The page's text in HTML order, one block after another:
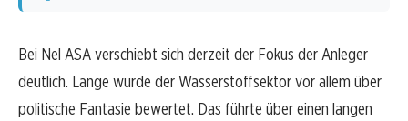
Bei Nel ASA verschiebt sich derzeit der Fokus der Anleger
deutlich. Lange wurde der Wasserstoffsektor vor allem über
politische Fantasie bewertet. Das führte über einen langen